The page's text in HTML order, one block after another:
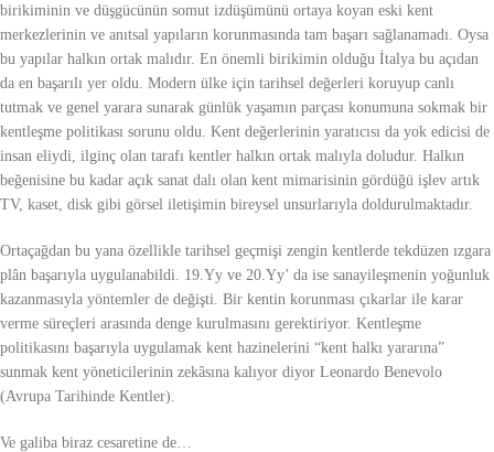
birikiminin ve düşgücünün somut izdüşümünü ortaya koyan eski kent
merkezlerinin ve anıtsal yapıların korunmasında tam başarı sağlanamadı. Oysa
bu yapılar halkın ortak malıdır. En önemli birikimin olduğu İtalya bu açıdan
da en başarılı yer oldu. Modern ülke için tarihsel değerleri koruyup canlı
tutmak ve genel yarara sunarak günlük yaşamın parçası konumuna sokmak bir
kentleşme politikası sorunu oldu. Kent değerlerinin yaratıcısı da yok edicisi de
insan eliydi, ilginç olan tarafı kentler halkın ortak malıyla doludur. Halkın
beğenisine bu kadar açık sanat dalı olan kent mimarisinin gördüğü işlev artık
TV, kaset, disk gibi görsel iletişimin bireysel unsurlarıyla doldurulmaktadır.
Ortaçağdan bu yana özellikle tarihsel geçmişi zengin kentlerde tekdüzen ızgara
plân başarıyla uygulanabildi. 19.Yy ve 20.Yy’ da ise sanayileşmenin yoğunluk
kazanmasıyla yöntemler de değişti. Bir kentin korunması çıkarlar ile karar
verme süreçleri arasında denge kurulmasını gerektiriyor. Kentleşme
politikasını başarıyla uygulamak kent hazinelerini “kent halkı yararına”
sunmak kent yöneticilerinin zekâsına kalıyor diyor Leonardo Benevolo
(Avrupa Tarihinde Kentler).
Ve galiba biraz cesaretine de…